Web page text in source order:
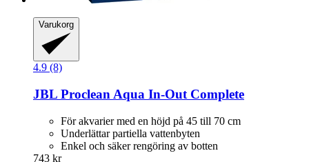
Varukorg
4.9 (8)
JBL Proclean Aqua In-​Out Complete
För akvarier med en höjd på 45 till 70 cm
Underlättar partiella vattenbyten
Enkel och säker rengöring av botten
743 kr